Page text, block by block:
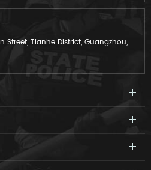
Street, Tianhe District, Guangzhou,